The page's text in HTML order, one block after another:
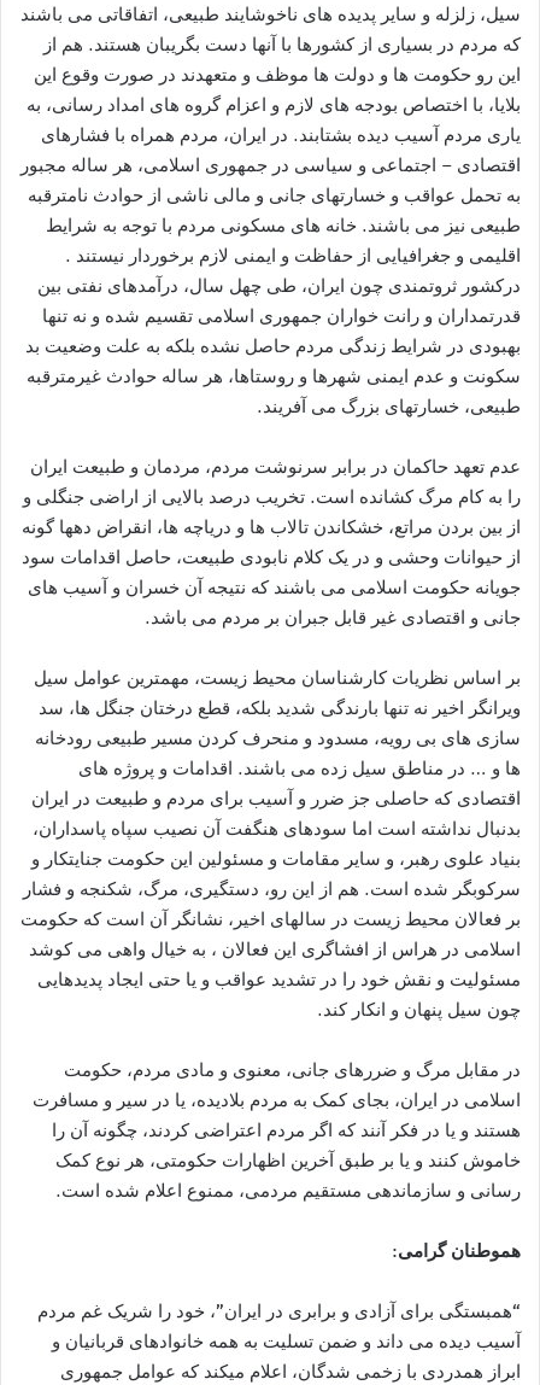
سیل، زلزله و سایر پدیده های ناخوشایند طبیعی، اتفاقاتی می باشند
که مردم در بسیاری از کشورها با آنها دست بگریبان هستند. هم از
این رو حکومت ها و دولت ها موظف و متعهدند در صورت وقوع این
بلایا، با اختصاص بودجه های لازم و اعزام گروه های امداد رسانی، به
یاری مردم آسیب دیده بشتابند. در ایران، مردم همراه با فشارهای
اقتصادی – اجتماعی و سیاسی در جمهوری اسلامی، هر ساله مجبور
به تحمل عواقب و خسارتهای جانی و مالی ناشی از حوادث نامترقبه
طبیعی نیز می باشند. خانه های مسکونی مردم با توجه به شرایط
اقلیمی و جغرافیایی از حفاظت و ایمنی لازم برخوردار نیستند .
درکشور ثروتمندی چون ایران، طی چهل سال، درآمدهای نفتی بین
قدرتمداران و رانت خواران جمهوری اسلامی تقسیم شده و نه تنها
بهبودی در شرایط زندگی مردم حاصل نشده بلکه به علت وضعیت بد
سکونت و عدم ایمنی شهرها و روستاها، هر ساله حوادث غیرمترقبه
طبیعی، خسارتهای بزرگ می آفریند.
عدم تعهد حاکمان در برابر سرنوشت مردم، مردمان و طبیعت ایران
را به کام مرگ کشانده است. تخریب درصد بالایی از اراضی جنگلی و
از بین بردن مراتع، خشکاندن تالاب ها و دریاچه ها، انقراض دهها گونه
از حیوانات وحشی و در یک کلام نابودی طبیعت، حاصل اقدامات سود
جویانه حکومت اسلامی می باشند که نتیجه آن خسران و آسیب های
جانی و اقتصادی غیر قابل جبران بر مردم می باشد.
بر اساس نظریات کارشناسان محیط زیست، مهمترین عوامل سیل
ویرانگر اخیر نه تنها بارندگی شدید بلکه، قطع درختان جنگل ها، سد
سازی های بی رویه، مسدود و منحرف کردن مسیر طبیعی رودخانه
ها و … در مناطق سیل زده می باشند. اقدامات و پروژه های
اقتصادی که حاصلی جز ضرر و آسیب برای مردم و طبیعت در ایران
بدنبال نداشته است اما سودهای هنگفت آن نصیب سپاه پاسداران،
بنیاد علوی رهبر، و سایر مقامات و مسئولین این حکومت جنایتکار و
سرکوبگر شده است. هم از این رو، دستگیری، مرگ، شکنجه و فشار
بر فعالان محیط زیست در سالهای اخیر، نشانگر آن است که حکومت
اسلامی در هراس از افشاگری این فعالان ، به خیال واهی می کوشد
مسئولیت و نقش خود را در تشدید عواقب و یا حتی ایجاد پدیدهایی
چون سیل پنهان و انکار کند.
در مقابل مرگ و ضررهای جانی، معنوی و مادی مردم، حکومت
اسلامی در ایران، بجای کمک به مردم بلادیده، یا در سیر و مسافرت
هستند و یا در فکر آنند که اگر مردم اعتراضی کردند، چگونه آن را
خاموش کنند و یا بر طبق آخرین اظهارات حکومتی، هر نوع کمک
رسانی و سازماندهی مستقیم مردمی، ممنوع اعلام شده است.
هموطنان گرامی:
“همبستگی برای آزادی و برابری در ایران”، خود را شریک غم مردم
آسیب دیده می داند و ضمن تسلیت به همه خانوادهای قربانیان و
ابراز همدردی با زخمی شدگان، اعلام میکند که عوامل جمهوری